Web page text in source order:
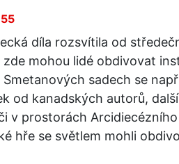
díla rozsvítila od
mohou lidé obdivovat
sadech se
od kanadských autorů,
v prostorách
hře se světlem mohli